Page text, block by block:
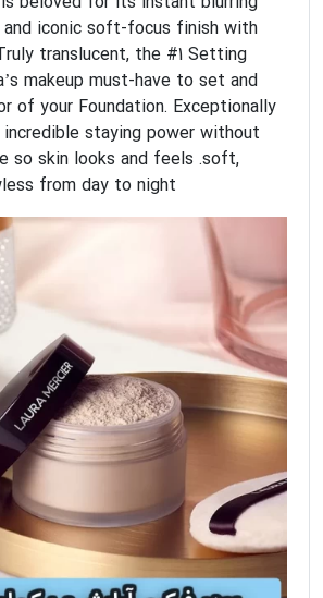
and iconic soft-focus finish with
translucent, the #1 Setting
makeup must-have to set and
of your Foundation. Exceptionally
staying power without
so skin looks and feels .soft,
from day to night